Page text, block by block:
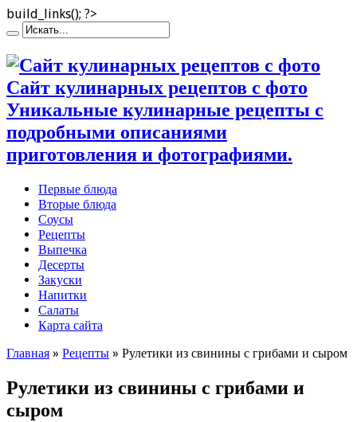
build_links(); ?>
Сайт кулинарных рецептов с фото
Уникальные кулинарные рецепты с
подробными описаниями
приготовления и фотографиями.
Первые блюда
Вторые блюда
Соусы
Рецепты
Выпечка
Десерты
Закуски
Напитки
Салаты
Карта сайта
Главная » Рецепты » Рулетики из свинины с грибами и сыром
Рулетики из свинины с грибами и
сыром